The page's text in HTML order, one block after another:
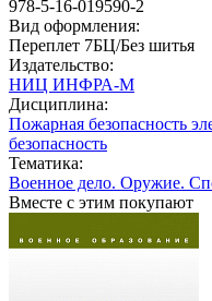
978-5-16-019590-2
Вид оформления:
Переплет 7БЦ/Без шитья
Издательство:
НИЦ ИНФРА-М
Дисциплина:
Пожарная безопасность
безопасность
Тематика:
Военное дело. Оружие.
Вместе с этим покупают